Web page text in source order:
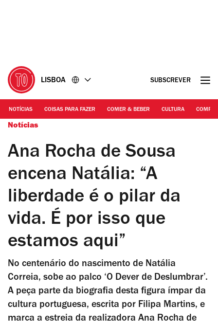
LISBOA SUBSCREVER
NOTÍCIAS COISAS PARA FAZER COMER & BEBER CULTURA
Notícias
Ana Rocha de Sousa
encena Natália: “A
liberdade é o pilar da
vida. É por isso que
estamos aqui”
No centenário do nascimento de Natália
Correia, sobe ao palco ‘O Dever de Deslumbrar’.
A peça parte da biografia desta figura ímpar da
cultura portuguesa, escrita por Filipa Martins, e
marca a estreia da realizadora Ana Rocha de